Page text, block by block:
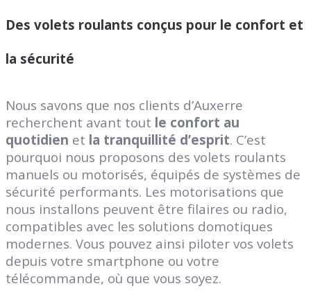
Des volets roulants conçus pour le confort et
la sécurité
Nous savons que nos clients d’Auxerre
recherchent avant tout le confort au
quotidien et la tranquillité d’esprit. C’est
pourquoi nous proposons des volets roulants
manuels ou motorisés, équipés de systèmes de
sécurité performants. Les motorisations que
nous installons peuvent être filaires ou radio,
compatibles avec les solutions domotiques
modernes. Vous pouvez ainsi piloter vos volets
depuis votre smartphone ou votre
télécommande, où que vous soyez.